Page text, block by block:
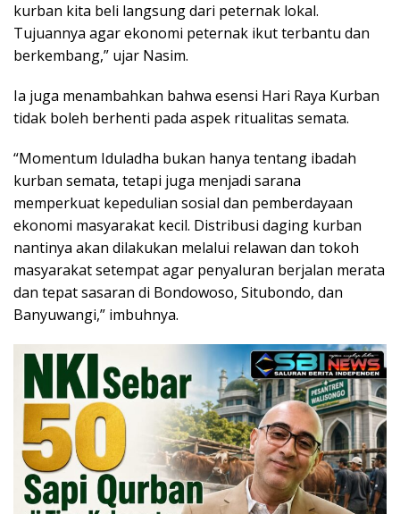
kurban kita beli langsung dari peternak lokal.
Tujuannya agar ekonomi peternak ikut terbantu dan
berkembang,” ujar Nasim.
Ia juga menambahkan bahwa esensi Hari Raya Kurban
tidak boleh berhenti pada aspek ritualitas semata.
“Momentum Iduladha bukan hanya tentang ibadah
kurban semata, tetapi juga menjadi sarana
memperkuat kepedulian sosial dan pemberdayaan
ekonomi masyarakat kecil. Distribusi daging kurban
nantinya akan dilakukan melalui relawan dan tokoh
masyarakat setempat agar penyaluran berjalan merata
dan tepat sasaran di Bondowoso, Situbondo, dan
Banyuwangi,” imbuhnya.